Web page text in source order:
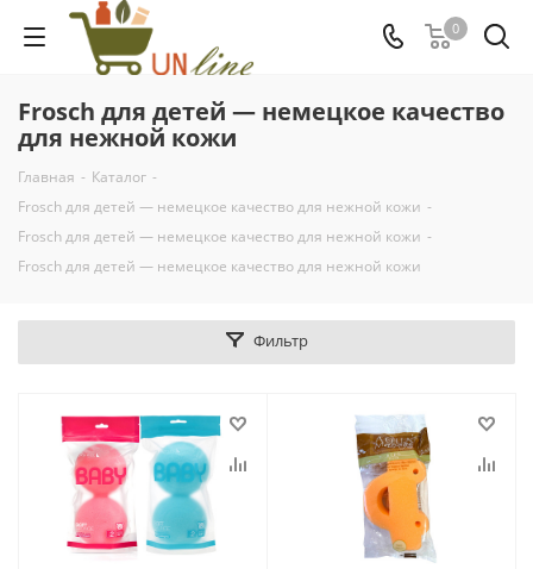
0
Frosch для детей — немецкое качество
для нежной кожи
Главная - Каталог -
Frosch для детей — немецкое качество для нежной кожи -
Frosch для детей — немецкое качество для нежной кожи -
Frosch для детей — немецкое качество для нежной кожи
Фильтр